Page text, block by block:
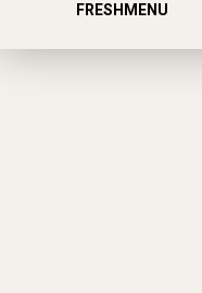
FRESHMENU